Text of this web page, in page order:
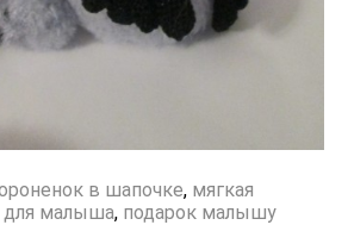
в шапочке, мягкая
для малыша, подарок малышу